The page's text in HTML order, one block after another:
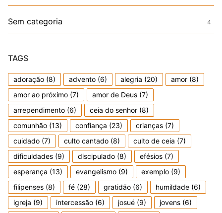
Sem categoria 4
TAGS
adoração (8) advento (6) alegria (20) amor (8)
amor ao próximo (7) amor de Deus (7)
arrependimento (6) ceia do senhor (8)
comunhão (13) confiança (23) crianças (7)
cuidado (7) culto cantado (8) culto de ceia (7)
dificuldades (9) discipulado (8) efésios (7)
esperança (13) evangelismo (9) exemplo (9)
filipenses (8) fé (28) gratidão (6) humildade (6)
igreja (9) intercessão (6) josué (9) jovens (6)